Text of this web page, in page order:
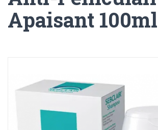
Apaisant 100ml